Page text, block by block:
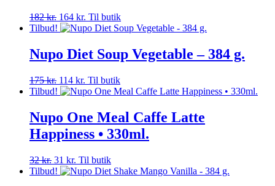
182kr. Den
oprindelige
var:
182 kr..
164 kr. Den
aktuelle
er:
164 kr..
Til butik
Tilbud!
Nupo Diet Soup Vegetable – 384 g.
175kr. Den
oprindelige
var:
175 kr..
114 kr. Den
aktuelle
114 kr..
Til butik
Tilbud!
Nupo One Meal Caffe Latte
Happiness • 330ml.
32kr. Den
oprindelige
31 kr. Den
aktuelle
Til butik
Tilbud!